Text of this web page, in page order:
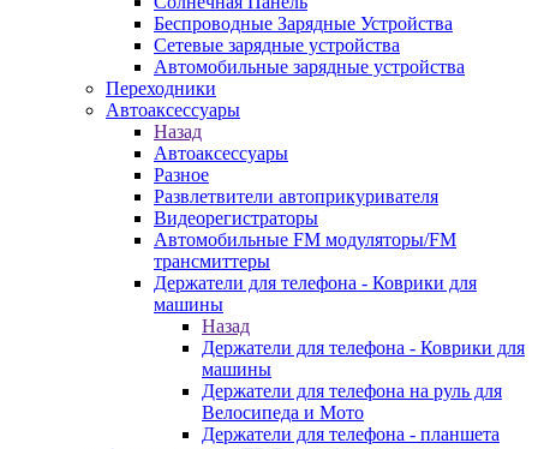
Беспроводные Зарядные Устройства
Сетевые зарядные устройства
Автомобильные зарядные устройства
Переходники
Автоаксессуары
Назад
Автоаксессуары
Разное
Развлетвители автоприкуривателя
Видеорегистраторы
Автомобильные FM модуляторы/FM
трансмиттеры
Держатели для телефона - Коврики для
машины
Назад
Держатели для телефона - Коврики для
машины
Держатели для телефона на руль для
Велосипеда и Мото
Держатели для телефона - планшета